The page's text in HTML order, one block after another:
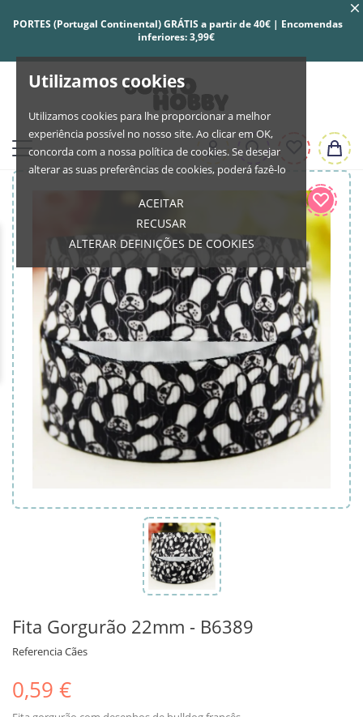
Utilizamos cookies
Utilizamos cookies para lhe proporcionar a melhor
experiência possível no nosso site. Ao clicar em OK,
concorda com a nossa política de cookies. Se desejar
alterar as suas preferências de cookies, poderá fazê-lo
ACEITAR
RECUSAR
ALTERAR DEFINIÇÕES DE COOKIES
PORTES (Portugal Continental) GRÁTIS a partir de 40€ | Encomendas
inferiores: 3,99€
Fita Gorgurão 22mm - B6389
ReferenciaCães
0,59 €